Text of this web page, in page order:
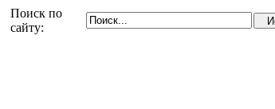
Поиск по
сайту: